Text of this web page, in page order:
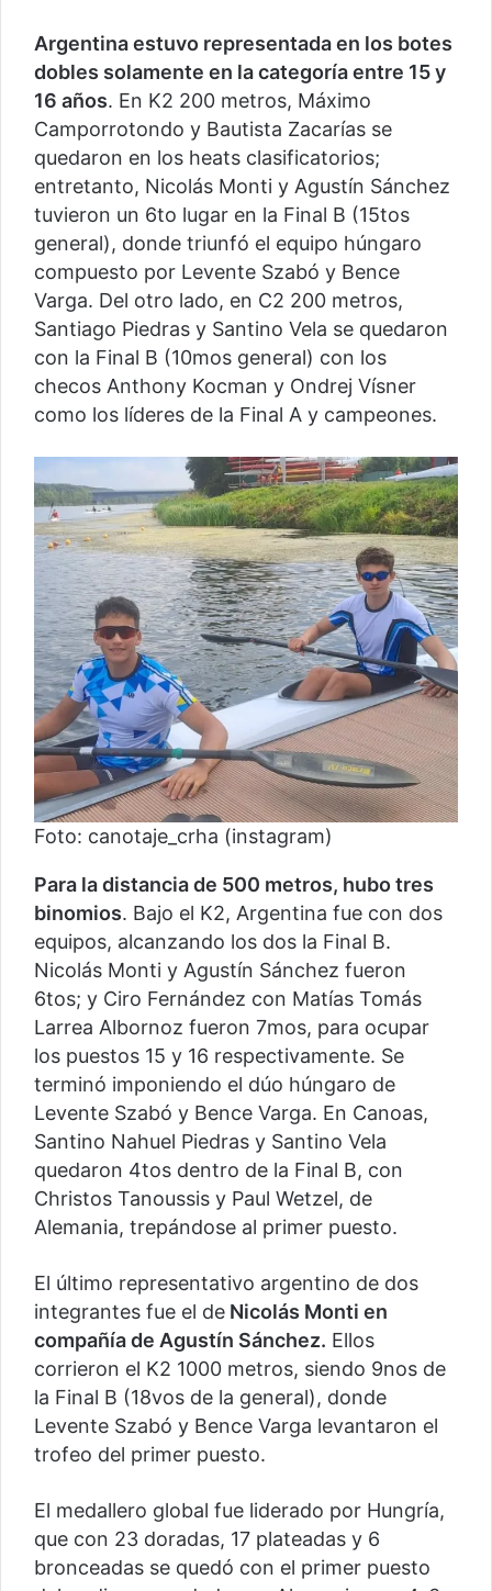
Argentina estuvo representada en los botes
dobles solamente en la categoría entre 15 y
16 años. En K2 200 metros, Máximo
Camporrotondo y Bautista Zacarías se
quedaron en los heats clasificatorios;
entretanto, Nicolás Monti y Agustín Sánchez
tuvieron un 6to lugar en la Final B (15tos
general), donde triunfó el equipo húngaro
compuesto por Levente Szabó y Bence
Varga. Del otro lado, en C2 200 metros,
Santiago Piedras y Santino Vela se quedaron
con la Final B (10mos general) con los
checos Anthony Kocman y Ondrej Vísner
como los líderes de la Final A y campeones.
Foto: canotaje_crha (instagram)
Para la distancia de 500 metros, hubo tres
binomios. Bajo el K2, Argentina fue con dos
equipos, alcanzando los dos la Final B.
Nicolás Monti y Agustín Sánchez fueron
6tos; y Ciro Fernández con Matías Tomás
Larrea Albornoz fueron 7mos, para ocupar
los puestos 15 y 16 respectivamente. Se
terminó imponiendo el dúo húngaro de
Levente Szabó y Bence Varga. En Canoas,
Santino Nahuel Piedras y Santino Vela
quedaron 4tos dentro de la Final B, con
Christos Tanoussis y Paul Wetzel, de
Alemania, trepándose al primer puesto.
El último representativo argentino de dos
integrantes fue el de Nicolás Monti en
compañía de Agustín Sánchez. Ellos
corrieron el K2 1000 metros, siendo 9nos de
la Final B (18vos de la general), donde
Levente Szabó y Bence Varga levantaron el
trofeo del primer puesto.
El medallero global fue liderado por Hungría,
que con 23 doradas, 17 plateadas y 6
bronceadas se quedó con el primer puesto